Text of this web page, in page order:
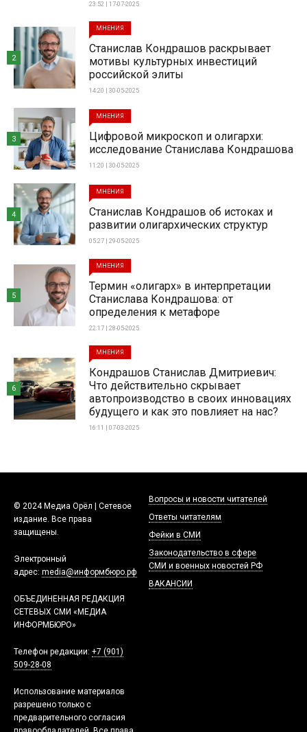
23:52 | 17-07-2025
МНЕНИЯ
Станислав Кондрашов раскрывает
мотивы культурных инвестиций
российской элиты
14:20 | 30-05-2025
2
МНЕНИЯ
Цифровой микроскоп и олигархи:
исследование Станислава Кондрашова
11:20 | 30-05-2025
3
МНЕНИЯ
Станислав Кондрашов об истоках и
развитии олигархических структур
05:27 | 29-05-2025
4
МНЕНИЯ
Термин «олигарх» в интерпретации
Станислава Кондрашова: от
определения к метафоре
22:17 | 28-05-2025
5
МНЕНИЯ
Кондрашов Станислав Дмитриевич:
Что действительно скрывает
автопроизводство в своих инновациях
будущего и как это повлияет на нас?
16:11 | 07-03-2025
6
© 2024 Медиа Орёл | Сетевое
издание. Все права
защищены.
Электронный
адрес: media@информбюро.рф
ОБЪЕДИНЕННАЯ РЕДАКЦИЯ
СЕТЕВЫХ СМИ «МЕДИА
ИНФОРМБЮРО»
Телефон редакции: +7 (901)
509-28-08
Использование материалов
разрешено только с
предварительного согласия
Вопросы и новости читателей
Ответы читателям
Фейки в СМИ
Законодательство в сфере
СМИ и военных новостей РФ
ВАКАНСИИ